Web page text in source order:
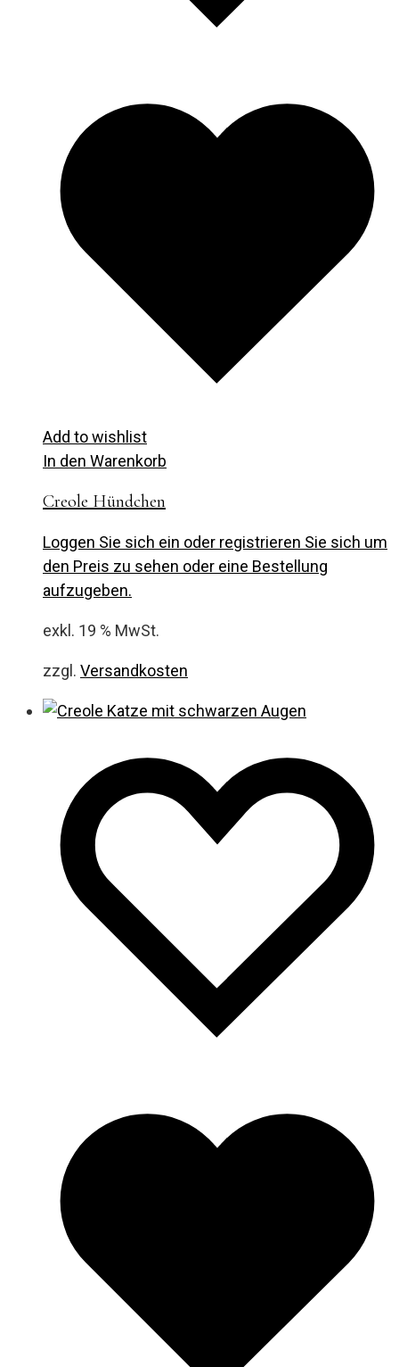
Add to wishlist
In den Warenkorb
Creole Hündchen
Loggen Sie sich ein oder registrieren Sie sich um
den Preis zu sehen oder eine Bestellung
aufzugeben.
exkl. 19 % MwSt.
zzgl. Versandkosten